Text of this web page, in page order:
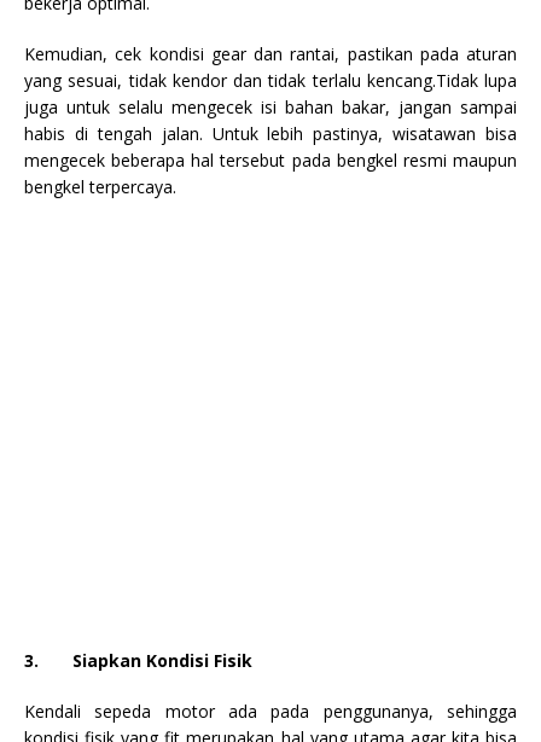
Kemudian, cek kondisi gear dan rantai, pastikan pada aturan
yang sesuai, tidak kendor dan tidak terlalu kencang.Tidak lupa
juga untuk selalu mengecek isi bahan bakar, jangan sampai
habis di tengah jalan. Untuk lebih pastinya, wisatawan bisa
mengecek beberapa hal tersebut pada bengkel resmi maupun
bengkel terpercaya.
3. Siapkan Kondisi Fisik
Kendali sepeda motor ada pada penggunanya, sehingga